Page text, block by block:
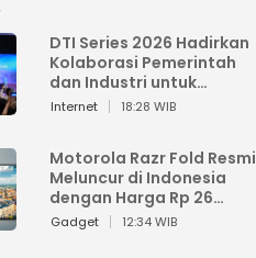
DTI Series 2026 Hadirkan
Kolaborasi Pemerintah
dan Industri untuk
Percepatan
Internet 18:28 WIB
Motorola Razr Fold Resmi
Meluncur di Indonesia
dengan Harga Rp 26
Jutaan
Gadget 12:34 WIB